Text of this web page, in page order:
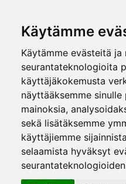
Käytämme
Käytämme evästeitä ja
seurantateknologioita
käyttäjäkokemusta
näyttääksemme
mainoksia,
sekä lisätäksemme
käyttäjiemme
selaamista hyväksyt